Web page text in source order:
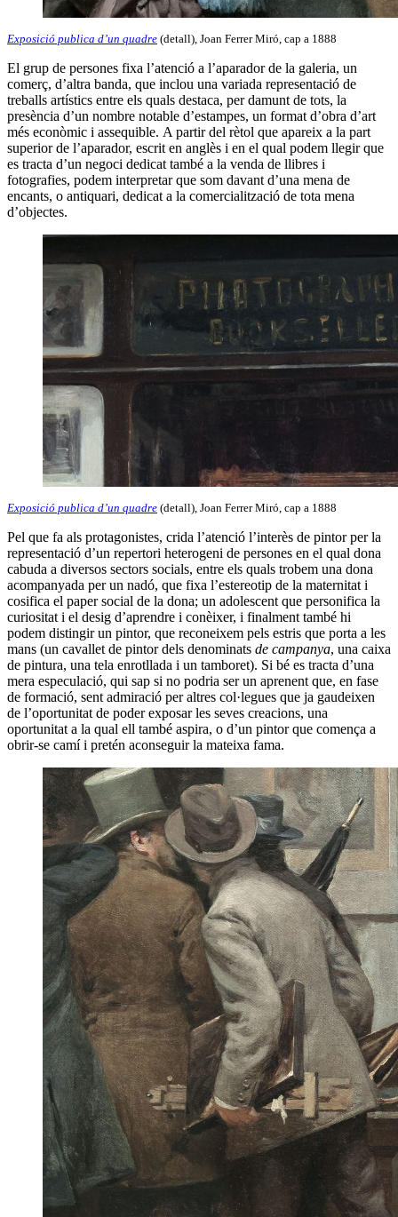
Exposició publica d’un quadre (detall), Joan Ferrer Miró, cap a 1888
El grup de persones fixa l’atenció a l’aparador de la galeria, un
comerç, d’altra banda, que inclou una variada representació de
treballs artístics entre els quals destaca, per damunt de tots, la
presència d’un nombre notable d’estampes, un format d’obra d’art
més econòmic i assequible. A partir del rètol que apareix a la part
superior de l’aparador, escrit en anglès i en el qual podem llegir que
es tracta d’un negoci dedicat també a la venda de llibres i
fotografies, podem interpretar que som davant d’una mena de
encants, o antiquari, dedicat a la comercialització de tota mena
d’objectes.
Exposició publica d’un quadre (detall), Joan Ferrer Miró, cap a 1888
Pel que fa als protagonistes, crida l’atenció l’interès de pintor per la
representació d’un repertori heterogeni de persones en el qual dona
cabuda a diversos sectors socials, entre els quals trobem una dona
acompanyada per un nadó, que fixa l’estereotip de la maternitat i
cosifica el paper social de la dona; un adolescent que personifica la
curiositat i el desig d’aprendre i conèixer, i finalment també hi
podem distingir un pintor, que reconeixem pels estris que porta a les
mans (un cavallet de pintor dels denominats de campanya, una caixa
de pintura, una tela enrotllada i un tamboret). Si bé es tracta d’una
mera especulació, qui sap si no podria ser un aprenent que, en fase
de formació, sent admiració per altres col·legues que ja gaudeixen
de l’oportunitat de poder exposar les seves creacions, una
oportunitat a la qual ell també aspira, o d’un pintor que comença a
obrir-se camí i pretén aconseguir la mateixa fama.